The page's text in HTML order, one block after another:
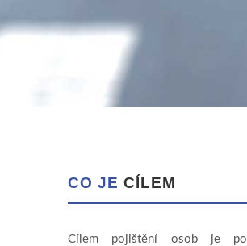
CO JE CÍLEM
Cílem pojištění osob je